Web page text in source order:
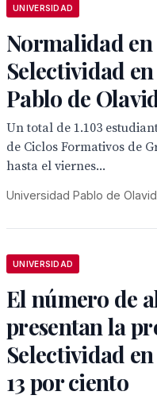
UNIVERSIDAD
Normalidad
Selectividad
Pablo de
Un total de 1.103
de Ciclos Formativos de
hasta el viernes...
Universidad Pablo de
UNIVERSIDAD
El número de
presentan la
Selectividad
13 por ciento